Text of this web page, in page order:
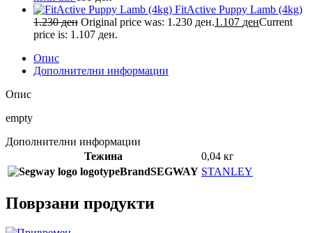
FitActive Puppy Lamb (4kg)
1.230ден Original price was: 1.230 ден.1.107 денCurrent
price is: 1.107 ден.
Опис
Дополнителни информации
Опис
empty
Дополнителни информации
Тежина
0,04 кг
BrandSEGWAY STANLEY
Поврзани продукти